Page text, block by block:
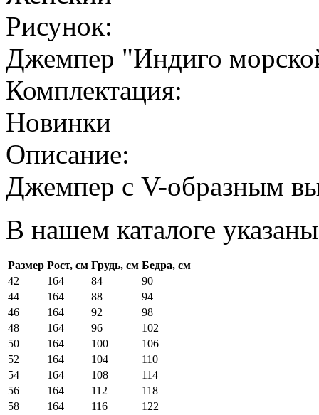
Рисунок:
Джемпер "Индиго
Комплектация:
Новинки
Описание:
Джемпер с V-образным
В нашем каталоге
Размер Рост, см Грудь, см Бедра, см
42
164 84
90
44
164 88
94
46
164 92
98
48
164 96
102
50
164 100
106
52
164 104
110
54
164 108
114
56
164 112
118
58
164 116 122